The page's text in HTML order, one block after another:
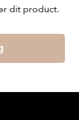
dit product.